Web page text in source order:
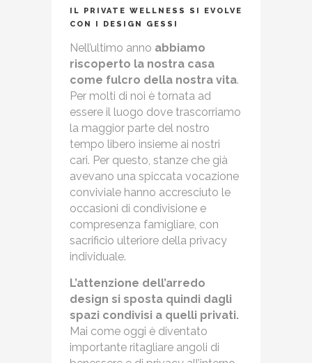
IL PRIVATE WELLNESS SI EVOLVE
CON I DESIGN GESSI
Nell’ultimo anno abbiamo
riscoperto la nostra casa
come fulcro della nostra vita.
Per molti di noi è tornata ad
essere il luogo dove trascorriamo
la maggior parte del nostro
tempo libero insieme ai nostri
cari. Per questo, stanze che già
avevano una spiccata vocazione
conviviale hanno accresciuto le
occasioni di condivisione e
compresenza famigliare, con
sacrificio ulteriore della privacy
individuale.
L’attenzione dell’arredo
design si sposta quindi dagli
spazi condivisi a quelli privati.
Mai come oggi è diventato
importante ritagliare angoli di